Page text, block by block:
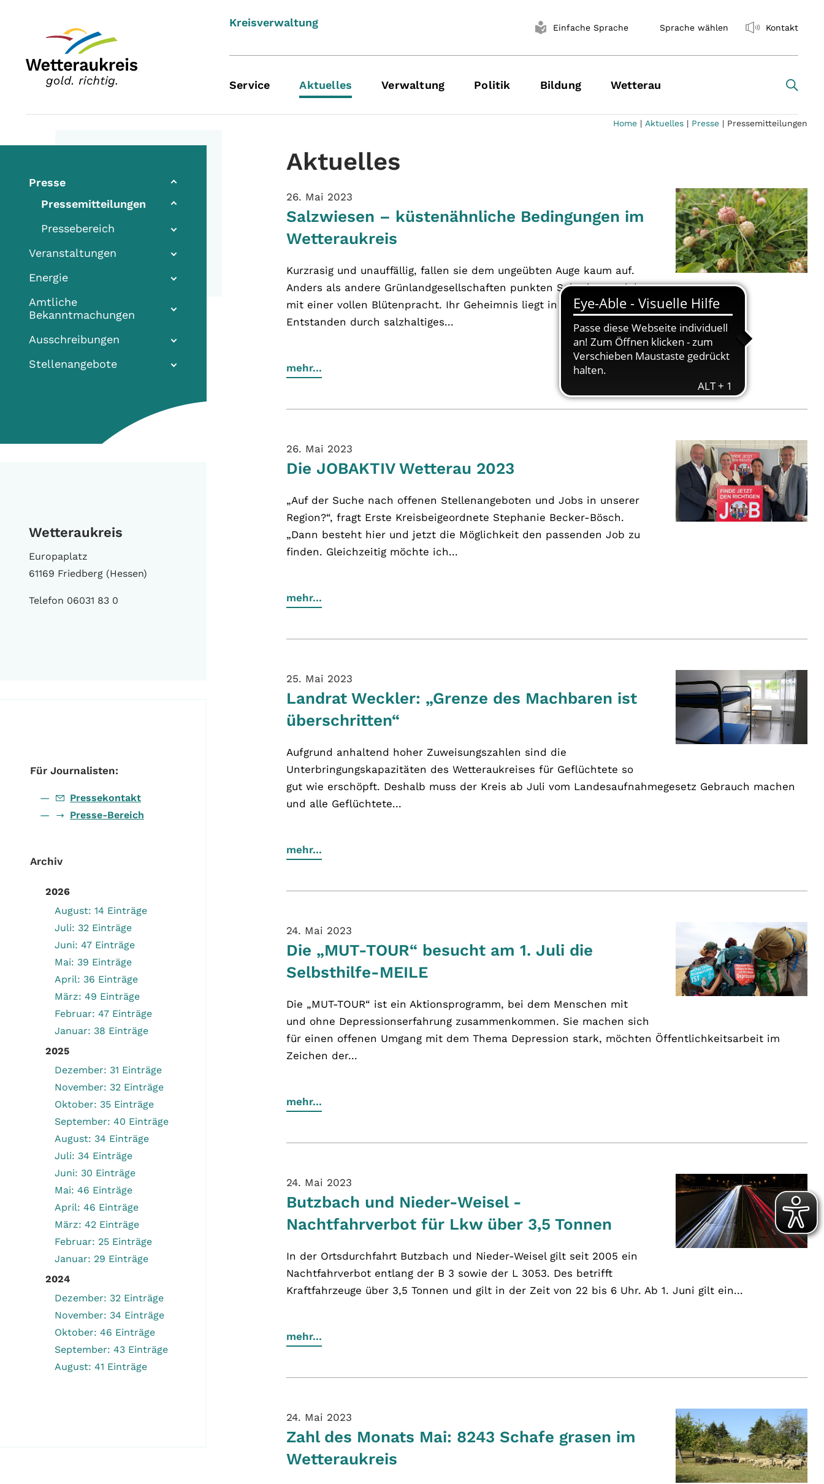
Kreisverwaltung Einfache Sprache Sprache wählen Kontakt
Service Aktuelles Verwaltung Politik Bildung Wetterau
Presse
Pressemitteilungen (current)
Pressebereich
Veranstaltungen
Energie
Amtliche
Bekanntmachungen
Ausschreibungen
Stellenangebote
Wetteraukreis
Europaplatz
61169 Friedberg (Hessen)
Telefon 06031 83 0
Für Journalisten:
Pressekontakt
Presse-Bereich
Archiv
2026
August: 14 Einträge
Juli: 32 Einträge
Juni: 47 Einträge
Mai: 39 Einträge
April: 36 Einträge
März: 49 Einträge
Februar: 47 Einträge
Januar: 38 Einträge
2025
Dezember: 31 Einträge
November: 32 Einträge
Oktober: 35 Einträge
September: 40 Einträge
August: 34 Einträge
Juli: 34 Einträge
Juni: 30 Einträge
Mai: 46 Einträge
April: 46 Einträge
März: 42 Einträge
Februar: 25 Einträge
Januar: 29 Einträge
2024
Dezember: 32 Einträge
November: 34 Einträge
Oktober: 46 Einträge
September: 43 Einträge
August: 41 Einträge
Home| Aktuelles| Presse| Pressemitteilungen
Aktuelles
26. Mai 2023
Salzwiesen – küstenähnliche Bedingungen im
Wetteraukreis
Kurzrasig und unauffällig, fallen sie dem ungeübten Auge kaum auf.
Anders als andere Grünlandgesellschaften punkten Salzwiesen nicht
mit einer vollen Blütenpracht. Ihr Geheimnis liegt in der Tiefe.
Entstanden durch salzhaltiges...
mehr...
26. Mai 2023
Die JOBAKTIV Wetterau 2023
„Auf der Suche nach offenen Stellenangeboten und Jobs in unserer
Region?“, fragt Erste Kreisbeigeordnete Stephanie Becker-Bösch.
„Dann besteht hier und jetzt die Möglichkeit den passenden Job zu
finden. Gleichzeitig möchte ich...
mehr...
25. Mai 2023
Landrat Weckler: „Grenze des Machbaren ist
überschritten“
Aufgrund anhaltend hoher Zuweisungszahlen sind die
Unterbringungskapazitäten des Wetteraukreises für Geflüchtete so
gut wie erschöpft. Deshalb muss der Kreis ab Juli vom Landesaufnahmegesetz Gebrauch machen
und alle Geflüchtete...
mehr...
24. Mai 2023
Die „MUT-TOUR“ besucht am 1. Juli die
Selbsthilfe-MEILE
Die „MUT-TOUR“ ist ein Aktionsprogramm, bei dem Menschen mit
und ohne Depressionserfahrung zusammenkommen. Sie machen sich
für einen offenen Umgang mit dem Thema Depression stark, möchten Öffentlichkeitsarbeit im
Zeichen der...
mehr...
24. Mai 2023
Butzbach und Nieder-Weisel -
Nachtfahrverbot für Lkw über 3,5 Tonnen
In der Ortsdurchfahrt Butzbach und Nieder-Weisel gilt seit 2005 ein
Nachtfahrverbot entlang der B 3 sowie der L 3053. Des betrifft
Kraftfahrzeuge über 3,5 Tonnen und gilt in der Zeit von 22 bis 6 Uhr. Ab 1. Juni gilt ein...
mehr...
24. Mai 2023
Zahl des Monats Mai: 8243 Schafe grasen im
Wetteraukreis